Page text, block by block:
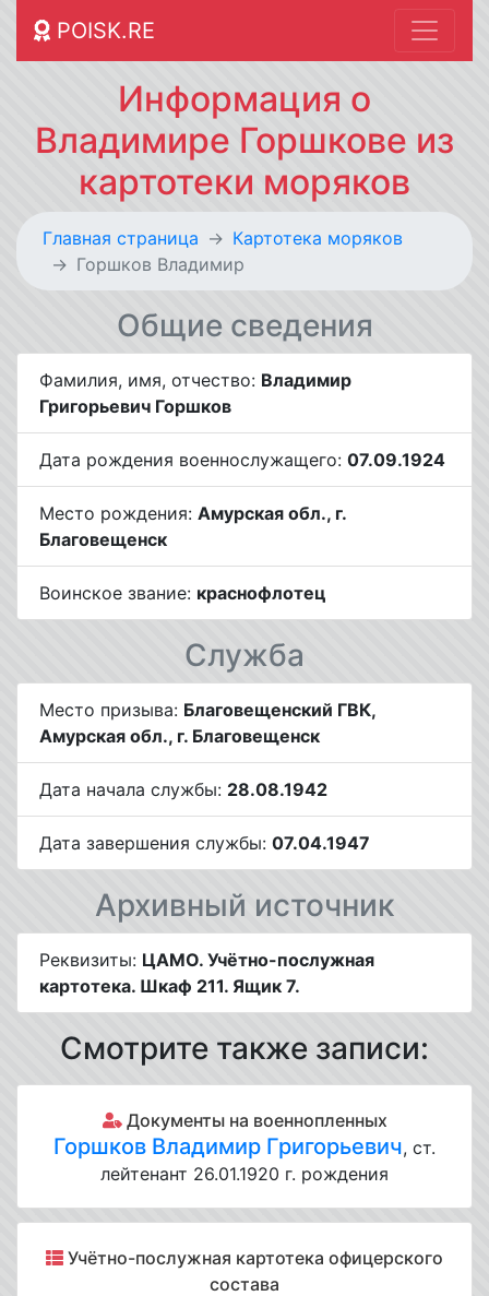
POISK.RE
Информация о
Владимире Горшкове из
картотеки моряков
Главная страница
Картотека моряков
Горшков Владимир
Общие сведения
Фамилия, имя, отчество: Владимир
Григорьевич Горшков
Дата рождения военнослужащего: 07.09.1924
Место рождения: Амурская обл., г.
Благовещенск
Воинское звание: краснофлотец
Служба
Место призыва: Благовещенский ГВК,
Амурская обл., г. Благовещенск
Дата начала службы: 28.08.1942
Дата завершения службы: 07.04.1947
Архивный источник
Реквизиты: ЦАМО. Учётно-послужная
картотека. Шкаф 211. Ящик 7.
Смотрите также записи:
Документы на военнопленных
Горшков Владимир Григорьевич, ст.
лейтенант 26.01.1920 г. рождения
Учётно-послужная картотека офицерского
состава